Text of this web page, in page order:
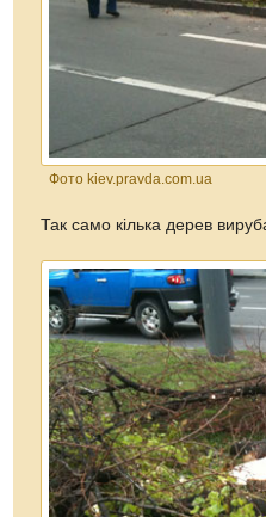
Фото kiev.pravda.com.ua
Так само кілька дерев